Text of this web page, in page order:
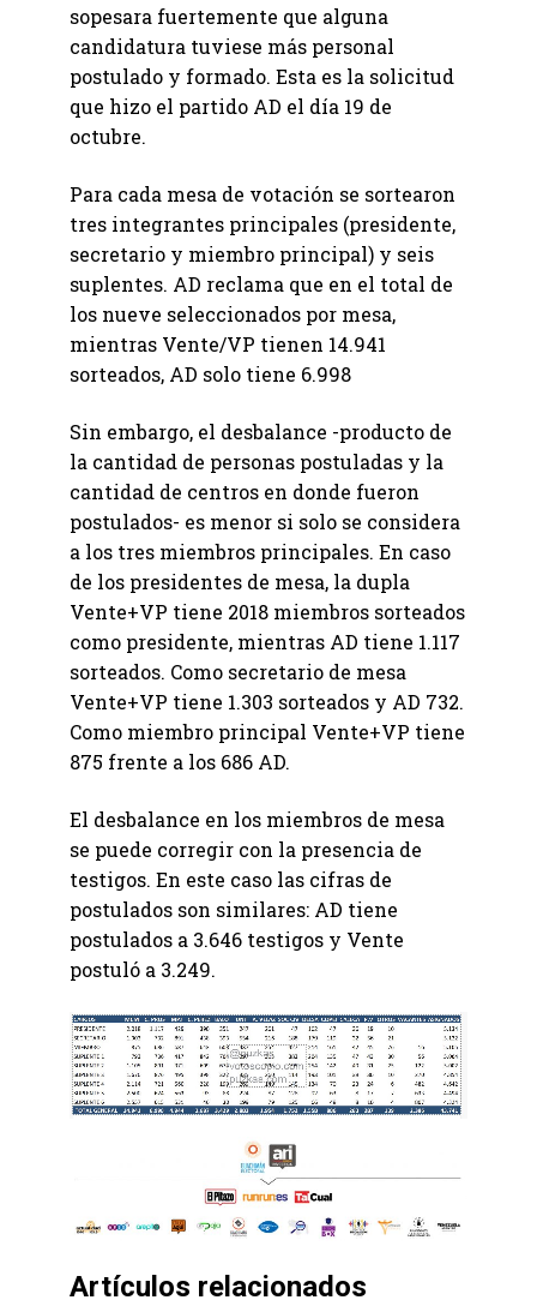
sopesara fuertemente que alguna
candidatura tuviese más personal
postulado y formado. Esta es la solicitud
que hizo el partido AD el día 19 de
octubre.
Para cada mesa de votación se sortearon
tres integrantes principales (presidente,
secretario y miembro principal) y seis
suplentes. AD reclama que en el total de
los nueve seleccionados por mesa,
mientras Vente/VP tienen 14.941
sorteados, AD solo tiene 6.998
Sin embargo, el desbalance -producto de
la cantidad de personas postuladas y la
cantidad de centros en donde fueron
postulados- es menor si solo se considera
a los tres miembros principales. En caso
de los presidentes de mesa, la dupla
Vente+VP tiene 2018 miembros sorteados
como presidente, mientras AD tiene 1.117
sorteados. Como secretario de mesa
Vente+VP tiene 1.303 sorteados y AD 732.
Como miembro principal Vente+VP tiene
875 frente a los 686 AD.
El desbalance en los miembros de mesa
se puede corregir con la presencia de
testigos. En este caso las cifras de
postulados son similares: AD tiene
postulados a 3.646 testigos y Vente
postuló a 3.249.
Artículos relacionados